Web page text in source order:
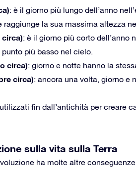
: è il giorno più lungo dell’anno
raggiunge la sua massima altezza
circa): è il giorno più corto dell’anno
più basso nel cielo.
circa): giorno e notte hanno la
circa): ancora una volta, giorno e
fin dall’antichità per creare
sulla vita sulla Terra
ha molte altre